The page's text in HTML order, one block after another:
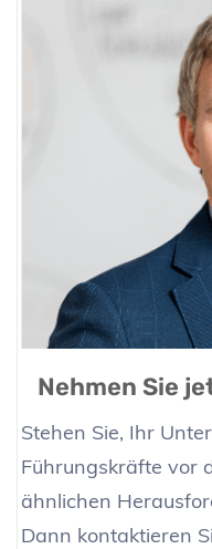
Nehmen Sie
Stehen Sie, Ihr
Führungskräfte vor
ähnlichen
Dann kontaktieren